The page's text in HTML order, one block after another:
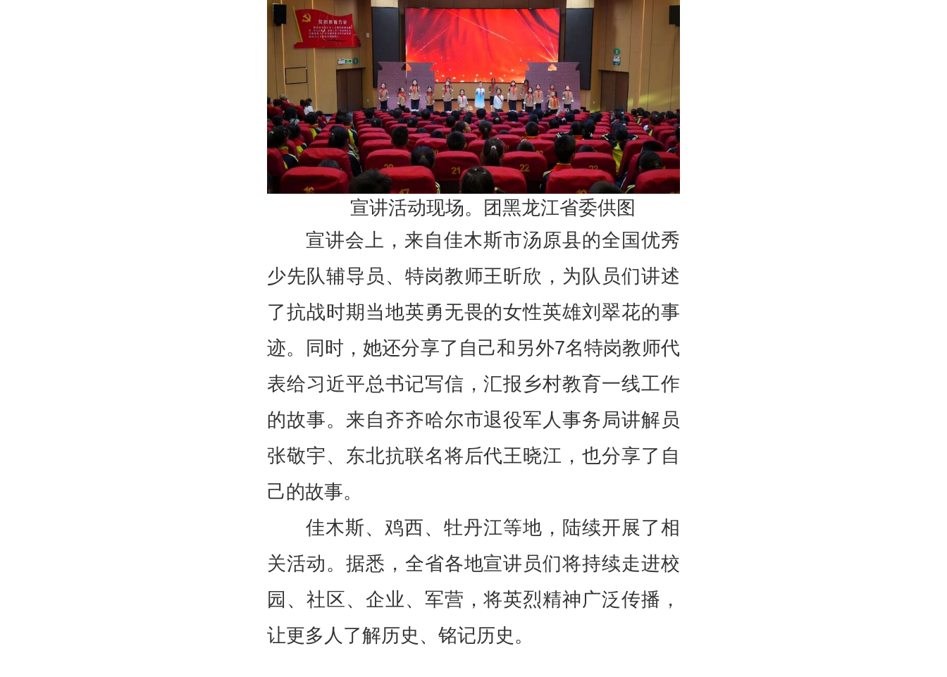
宣讲活动现场。团黑龙江省委供图
宣讲会上，来自佳木斯市汤原县的全国优秀
少先队辅导员、特岗教师王昕欣，为队员们讲述
了抗战时期当地英勇无畏的女性英雄刘翠花的事
迹。同时，她还分享了自己和另外7名特岗教师代
表给习近平总书记写信，汇报乡村教育一线工作
的故事。来自齐齐哈尔市退役军人事务局讲解员
张敬宇、东北抗联名将后代王晓江，也分享了自
己的故事。
佳木斯、鸡西、牡丹江等地，陆续开展了相
关活动。据悉，全省各地宣讲员们将持续走进校
园、社区、企业、军营，将英烈精神广泛传播，
让更多人了解历史、铭记历史。